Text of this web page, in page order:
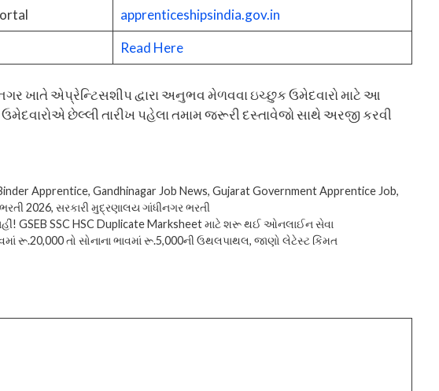
apprenticeshipsindia.gov.in
Read Here
ખાતે એપ્રેન્ટિસશીપ દ્વારા અનુભવ મેળવવા ઇચ્છુક ઉમેદવારો માટે આ
છેલ્લી તારીખ પહેલા તમામ જરૂરી દસ્તાવેજો સાથે અરજી કરવી
Apprentice,Gandhinagar Job News,Gujarat Government Apprentice Job,
2026, સરકારી મુદ્રણાલય ગાંધીનગર ભરતી
નહીં! GSEB SSC HSC Duplicate Marksheet માટે શરૂ થઈ ઓનલાઈન સેવા
રૂ.20,000 તો સોનાના ભાવમાં રૂ.5,000ની ઉથલપાથલ, જાણો લેટેસ્ટ કિંમત